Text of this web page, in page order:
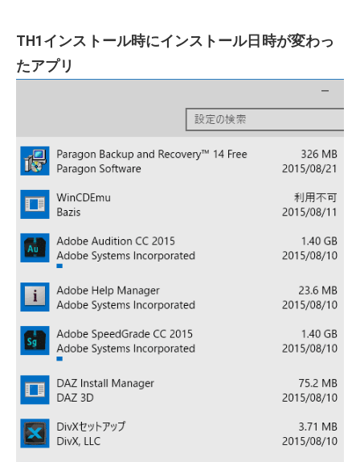
TH1インストール時にインストール日時が変わっ
たアプリ